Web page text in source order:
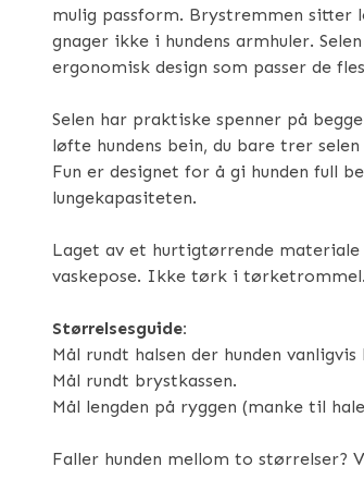
mulig passform. Brystremmen sitter
gnager ikke i hundens armhuler.
ergonomisk design som passer de
Selen har praktiske spenner på
løfte hundens bein, du bare trer
Fun er designet for å gi hunden full
lungekapasiteten.
Laget av et hurtigtørrende materiale
vaskepose. Ikke tørk i
Størrelsesguide:
Mål rundt halsen der hunden
Mål rundt brystkassen.
Mål lengden på ryggen (manke til
Faller hunden mellom to størrelser?